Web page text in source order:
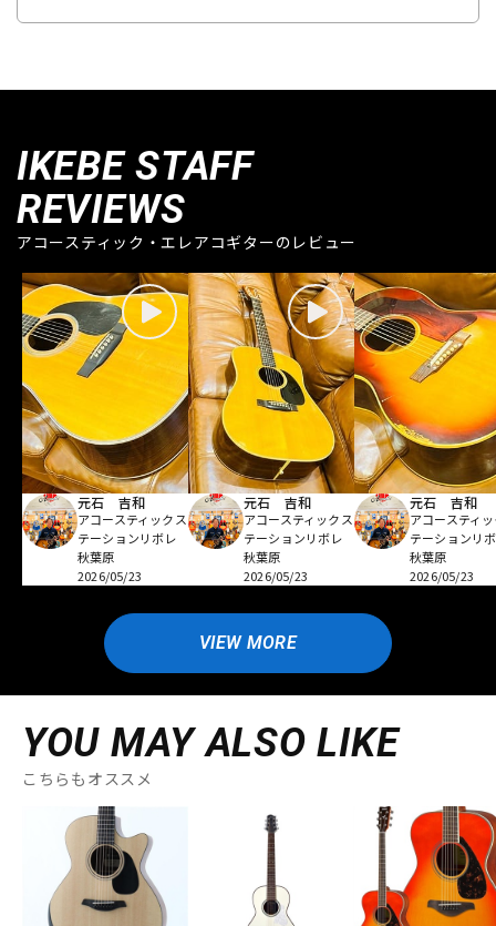
IKEBE STAFF
REVIEWS
アコースティック・エレアコギターのレビュー
元石 吉和
アコースティックス
テーションリボレ
秋葉原
2026/05/23
元石 吉和
アコースティックス
テーションリボレ
秋葉原
2026/05/23
元石 吉和
アコースティ
テーションリ
秋葉原
2026/05/23
VIEW MORE
YOU MAY ALSO LIKE
こちらもオススメ